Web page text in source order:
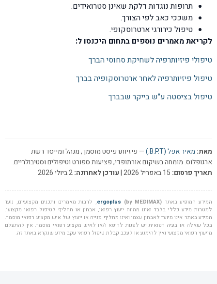
תרופות נוגדות דלקת שאינן סטרואידים.
משככי כאב לפי הצורך.
טיפול כירורגי ארטרוסקופי.
לקריאת מאמרים נוספים בתחום היכנסו ל:
טיפולי פיזיותרפיה לשחיקת סחוסי הברך
טיפול פיזיותרפיה לאחר ארטרוסקופיה בברך
טיפול בציסטה ע"ש בייקר שבברך
מאת: מאיר אפל (B.P.T.)
— פיזיותרפיסט מוסמך, מנהל ומייסד רשת
ארגופלוס. מומחה בשיקום אורתופדי, פציעות ספורט וטיפולים וסטיבולריים.
תאריך פרסום:
עודכן לאחרונה:
המידע המופיע באתר ergoplus (by MEDIMAX)
, לרבות מאמרים ותכנים מקצועיים, נועד
למטרות מידע כללי בלבד ואינו מהווה ייעוץ רפואי, אבחון או תחליף לטיפול רפואי מקצועי.
המידע באתר אינו מיועד לאבחון עצמי ואינו מחליף פנייה או ייעוץ של איש מקצוע רפואי מוסמך.
בכל שאלה או בעיה רפואית יש לפנות לרופא ו/או לאיש מקצוע רפואי מוסמך. אין להתעלם
מייעוץ רפואי מקצועי ואין להימנע או לעכב קבלת טיפול רפואי עקב מידע שנקרא באתר זה.